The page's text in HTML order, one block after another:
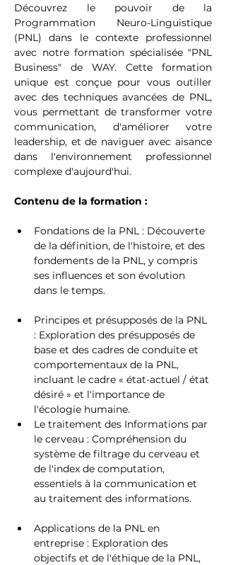
Découvrez le pouvoir de la
Programmation Neuro-Linguistique
(PNL) dans le contexte professionnel
avec notre formation spécialisée "PNL
Business" de WAY. Cette formation
unique est conçue pour vous outiller
avec des techniques avancées de PNL,
vous permettant de transformer votre
communication, d'améliorer votre
leadership, et de naviguer avec aisance
dans l'environnement professionnel
complexe d'aujourd'hui.
Contenu de la formation :
Fondations de la PNL : Découverte
de la définition, de l'histoire, et des
fondements de la PNL, y compris
ses influences et son évolution
dans le temps.
Principes et présupposés de la PNL
: Exploration des présupposés de
base et des cadres de conduite et
comportementaux de la PNL,
incluant le cadre « état-actuel / état
désiré » et l'importance de
l'écologie humaine.
Le traitement des Informations par
le cerveau : Compréhension du
système de filtrage du cerveau et
de l'index de computation,
essentiels à la communication et
au traitement des informations.
Applications de la PNL en
entreprise : Exploration des
objectifs et de l'éthique de la PNL,